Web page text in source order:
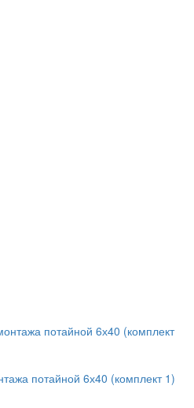
потайной 6х40 (комплект 1)